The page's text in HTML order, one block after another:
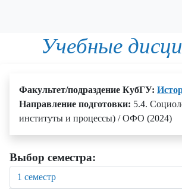
Учебные
Факультет/подраздение КубГУ:
Направление подготовки: 5.4.
институты и процессы) / ОФО (2024)
Выбор семестра:
1 семестр